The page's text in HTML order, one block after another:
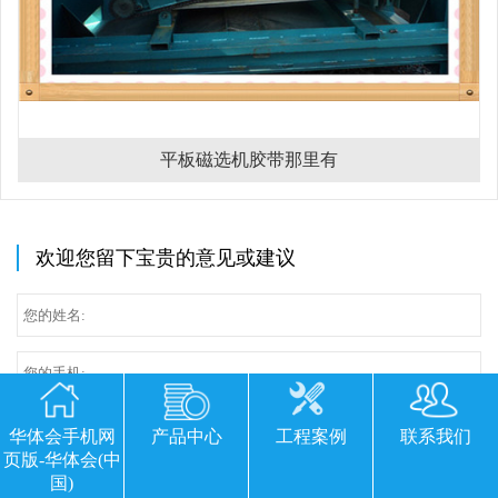
平板磁选机胶带那里有
欢迎您留下宝贵的意见或建议
华体会手机网
页版-华体会(中
国)
产品中心 工程案例 联系我们